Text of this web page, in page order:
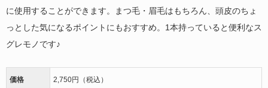
に使用することができます。まつ毛・眉毛はもちろん、頭皮のちょ
っとした気になるポイントにもおすすめ。1本持っていると便利なス
グレモノです♪
価格 2,750円（税込）